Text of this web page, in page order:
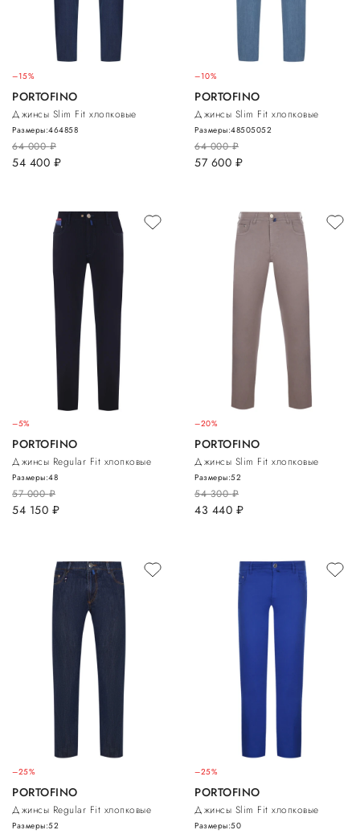
–15%
PORTOFINO
Джинсы Slim Fit хлопковые
64 000руб.
54 400 руб.
Размеры:464858
–10%
PORTOFINO
Джинсы Slim Fit хлопковые
64 000руб.
57 600 руб.
Размеры:48505052
–5%
PORTOFINO
Джинсы Regular Fit хлопковые
57 000руб.
54 150 руб.
Размеры:48
–20%
PORTOFINO
Джинсы Slim Fit хлопковые
54 300руб.
43 440 руб.
Размеры:52
–25%
PORTOFINO
Джинсы Regular Fit хлопковые
Размеры:52
–25%
PORTOFINO
Джинсы Slim Fit хлопковые
Размеры:50